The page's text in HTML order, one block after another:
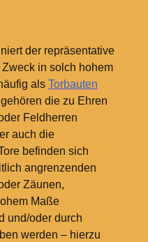
der repräsentative
in solch hohem
als Torbauten
die zu Ehren
Feldherren
auch die
befinden sich
angrenzenden
Zäunen,
Maße
und/oder durch
werden – hierzu